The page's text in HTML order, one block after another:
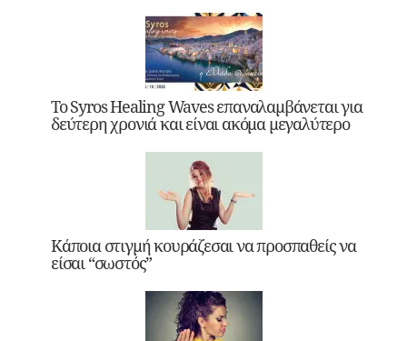
Το Syros Healing Waves επαναλαμβάνεται για
δεύτερη χρονιά και είναι ακόμα μεγαλύτερο
Κάποια στιγμή κουράζεσαι να προσπαθείς να
είσαι “σωστός”